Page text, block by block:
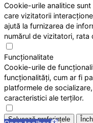
Cookie-urile analitice
care vizitatorii
ajută la furnizarea de
numărul de vizitatori, rata
Funcționalitate
Cookie-urile de
funcționalități, cum ar fi
platformele de
caracteristici ale terților.
Salvează preferințele